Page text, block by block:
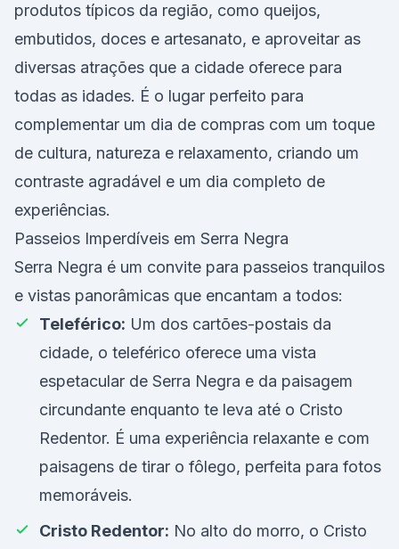
produtos típicos da região, como queijos,
embutidos, doces e artesanato, e aproveitar as
diversas atrações que a cidade oferece para
todas as idades. É o lugar perfeito para
complementar um dia de compras com um toque
de cultura, natureza e relaxamento, criando um
contraste agradável e um dia completo de
experiências.
Passeios Imperdíveis em Serra Negra
Serra Negra é um convite para passeios tranquilos
e vistas panorâmicas que encantam a todos:
Teleférico: Um dos cartões-postais da
cidade, o teleférico oferece uma vista
espetacular de Serra Negra e da paisagem
circundante enquanto te leva até o Cristo
Redentor. É uma experiência relaxante e com
paisagens de tirar o fôlego, perfeita para fotos
memoráveis.
Cristo Redentor: No alto do morro, o Cristo